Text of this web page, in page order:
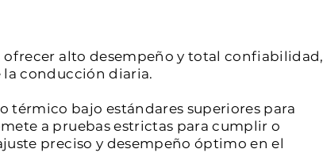
ofrecer alto desempeño y total confiabilidad,
la conducción diaria.
térmico bajo estándares superiores para
a pruebas estrictas para cumplir o
preciso y desempeño óptimo en el